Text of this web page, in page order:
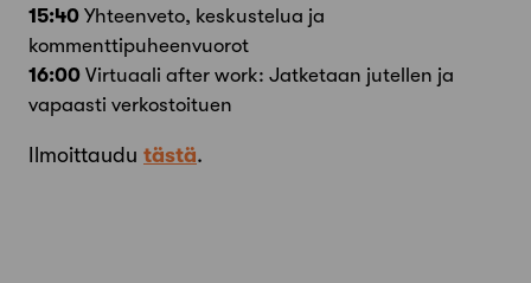
15:40 Yhteenveto, keskustelua ja
kommenttipuheenvuorot
16:00 Virtuaali after work: Jatketaan jutellen ja
vapaasti verkostoituen
Ilmoittaudu tästä.